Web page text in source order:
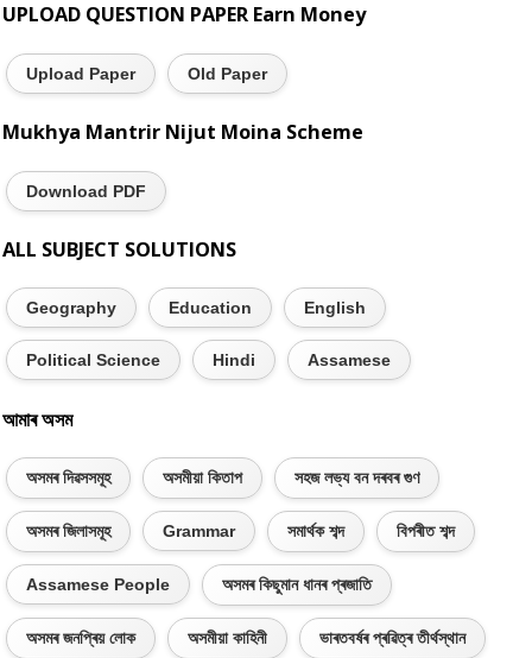
UPLOAD QUESTION PAPER Earn Money
Upload Paper Old Paper
Mukhya Mantrir Nijut Moina Scheme
Download PDF
ALL SUBJECT SOLUTIONS
Geography Education English
Political Science Hindi Assamese
আমাৰ অসম
অসমৰ দিৱসসমূহ অসমীয়া কিতাপ সহজ লভ্য বন দৰবৰ গুণ
অসমৰ জিলাসমূহ Grammar সমাৰ্থক শব্দ বিপৰীত শব্দ
Assamese People অসমৰ কিছুমান ধানৰ প্ৰজাতি
অসমৰ জনপ্ৰিয় লোক অসমীয়া কাহিনী ভাৰতবৰ্ষৰ প্ৰৱিত্ৰ তীৰ্থস্থান